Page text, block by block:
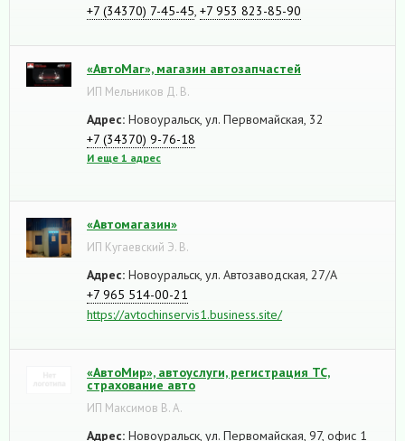
+7 (34370) 7-45-45 +7 953 823-85-90
«АвтоМаг», магазин автозапчастей
ИП Мельников Д. В.
Адрес: Новоуральск, ул. Первомайская, 32
+7 (34370) 9-76-18
И еще 1 адрес
«Автомагазин»
ИП Кугаевский Э. В.
Адрес: Новоуральск, ул. Автозаводская, 27/А
+7 965 514-00-21
https://avtochinservis1.business.site/
«АвтоМир», автоуслуги, регистрация ТС,
страхование авто
ИП Максимов В. А.
Адрес: Новоуральск, ул. Первомайская, 97, офис 1